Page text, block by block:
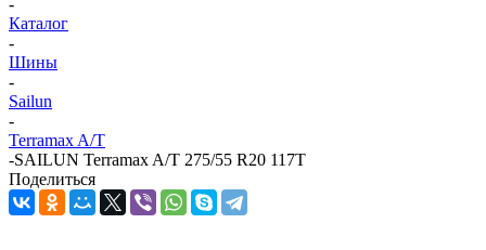
-
Каталог
-
Шины
-
Sailun
-
Terramax A/T
-SAILUN Terramax A/T 275/55 R20 117T
Поделиться